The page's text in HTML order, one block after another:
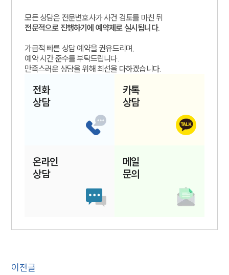
모든 상담은 전문변호사가 사건 검토를 마친 뒤
전문적으로 진행하기에 예약제로 실시됩니다.
가급적 빠른 상담 예약을 권유드리며,
예약 시간 준수를 부탁드립니다.
만족스러운 상담을 위해 최선을 다하겠습니다.
전화
상담
카톡
상담
온라인
상담
메일
문의
이전글